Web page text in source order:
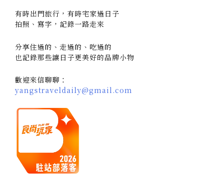
有時出門旅行，有時宅家過日子
拍照、寫字，記錄一路走來
分享住過的、走過的、吃過的
也記錄那些讓日子更美好的品牌小物
歡迎來信聊聊：
yangstraveldaily@gmail.com